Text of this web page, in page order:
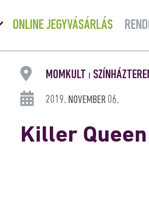
Menü
lenyitása
ONLINE JEGYVÁSÁRLÁS
MOMKULT
2019. NOVEMBER 06.
Killer